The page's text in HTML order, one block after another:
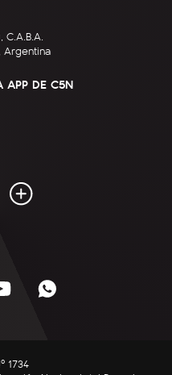
C.A.B.A.
Argentina
APP DE C5N
1734